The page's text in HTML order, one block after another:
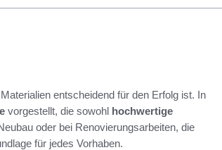
entscheidend für den Erfolg ist. In
vorgestellt, die sowohl hochwertige
oder bei Renovierungsarbeiten, die
für jedes Vorhaben.